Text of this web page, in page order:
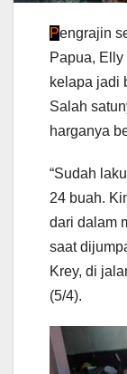
Pengrajin
Papua,
kelapa jadi
Salah
harganya
“Sudah
24 buah.
dari dalam
saat
Krey, di
(5/4).